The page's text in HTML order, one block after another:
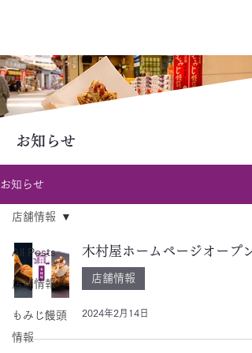
お知らせ
お知らせ
All Posts
店舗情報
もみじ饅頭
情報
店舗情報
木村屋ホームページオープン
店舗情報
2024年2月14日